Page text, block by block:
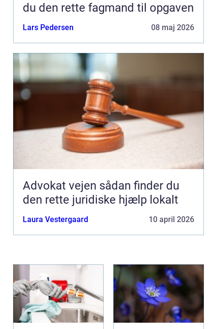
du den rette fagmand til opgaven
Lars Pedersen 08 maj 2026
Advokat vejen sådan finder du
den rette juridiske hjælp lokalt
Laura Vestergaard 10 april 2026